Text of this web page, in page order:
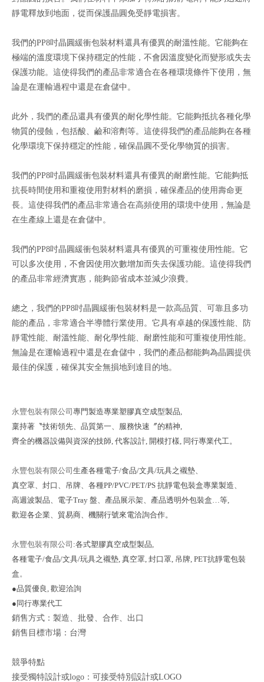
靜電釋放到地面，從而保護晶圓免受靜電損害。
我們的PP8吋晶圓緩衝包裝材料還具有優異的耐溫性能。它能夠在
極端的溫度環境下保持穩定的性能，不會因溫度變化而變形或失去
保護功能。這使得我們的產品非常適合在各種環境條件下使用，無
論是在運輸過程中還是在倉儲中。
此外，我們的產品還具有優異的耐化學性能。它能夠抵抗各種化學
物質的侵蝕，包括酸、鹼和溶劑等。這使得我們的產品能夠在各種
化學環境下保持穩定的性能，確保晶圓不受化學物質的損害。
我們的PP8吋晶圓緩衝包裝材料還具有優異的耐磨性能。它能夠抵
抗長時間使用和重複使用對材料的磨損，確保產品的使用壽命更
長。這使得我們的產品非常適合在高頻使用的環境中使用，無論是
在生產線上還是在倉儲中。
我們的PP8吋晶圓緩衝包裝材料還具有優異的可重複使用性能。它
可以多次使用，不會因使用次數增加而失去保護功能。這使得我們
的產品非常經濟實惠，能夠節省成本並減少浪費。
總之，我們的PP8吋晶圓緩衝包裝材料是一款高品質、可靠且多功
能的產品，非常適合半導體行業使用。它具有卓越的保護性能、防
靜電性能、耐溫性能、耐化學性能、耐磨性能和可重複使用性能。
無論是在運輸過程中還是在倉儲中，我們的產品都能夠為晶圓提供
最佳的保護，確保其安全無損地到達目的地。
永豐包裝有限公司專門製造專業塑膠真空成型製品,
稟持著〝技術領先、品質第一、服務快速〞的精神,
齊全的機器設備與資深的技師, 代客設計, 開模打樣, 同行專業代工。
永豐包裝有限公司生產各種電子/食品/文具/玩具之襯墊、
真空罩、封口、吊牌、 各種PP/PVC/PET/PS 抗靜電包裝盒專業製造、
高週波製品、電子Tray 盤、 產品展示架、產品透明外包裝盒…等,
歡迎各企業、貿易商、機關行號來電洽詢合作。
永豐包裝有限公司 :各式塑膠真空成型製品,
各種電子/食品/文具/玩具之襯墊, 真空罩, 封口罩, 吊牌, PET抗靜電包裝
盒 。
●品質優良, 歡迎洽詢
●同行專業代工
銷售方式：製造、批發、合作、出口
銷售目標市場：台灣
競爭特點
接受獨特設計或logo：可接受特別設計或LOGO